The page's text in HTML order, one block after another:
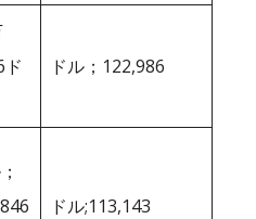
ド
ドル；122,986
ドル;113,143